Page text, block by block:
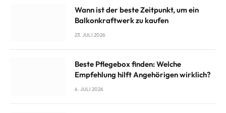
Wann ist der beste Zeitpunkt, um ein
Balkonkraftwerk zu kaufen
23. JULI 2026
Beste Pflegebox finden: Welche
Empfehlung hilft Angehörigen wirklich?
6. JULI 2026